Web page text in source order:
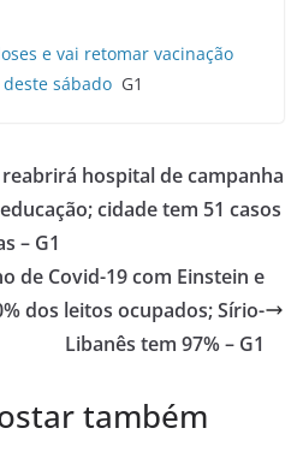
e vai retomar vacinação
sábado G1
hospital de campanha
cidade tem 51 casos
– G1
de Covid-19 com Einstein e
dos leitos ocupados; Sírio-
Libanês tem 97% – G1
também